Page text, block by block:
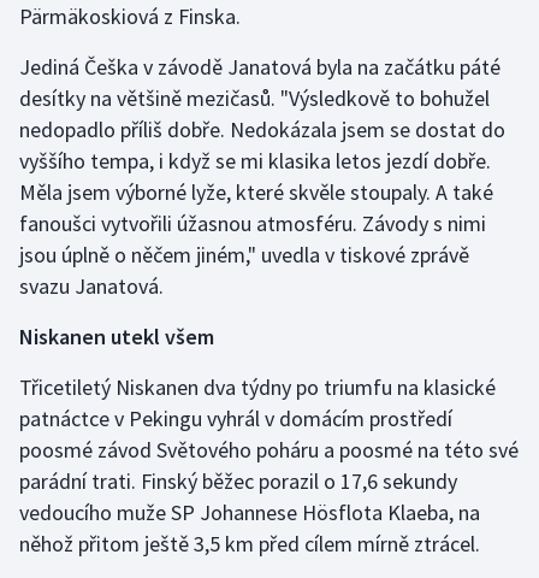
Parasport
Plavání
Plážový volejbal
Ragby
Rychlobruslení
Sportovní střelba
Stolní tenis
Triatlon
Pärmäkoskiová z Finska.
Jediná Češka v závodě Janatová byla na začátku páté
desítky na většině mezičasů. "Výsledkově to bohužel
nedopadlo příliš dobře. Nedokázala jsem se dostat do
vyššího tempa, i když se mi klasika letos jezdí dobře.
Měla jsem výborné lyže, které skvěle stoupaly. A také
fanoušci vytvořili úžasnou atmosféru. Závody s nimi
jsou úplně o něčem jiném," uvedla v tiskové zprávě
svazu Janatová.
Niskanen utekl všem
Třicetiletý Niskanen dva týdny po triumfu na klasické
patnáctce v Pekingu vyhrál v domácím prostředí
poosmé závod Světového poháru a poosmé na této své
parádní trati. Finský běžec porazil o 17,6 sekundy
vedoucího muže SP Johannese Hösflota Klaeba, na
něhož přitom ještě 3,5 km před cílem mírně ztrácel.